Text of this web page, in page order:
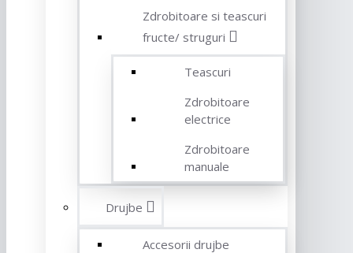
Zdrobitoare si teascuri
fructe/ struguri
Teascuri
Zdrobitoare
electrice
Zdrobitoare
manuale
Drujbe
Accesorii drujbe